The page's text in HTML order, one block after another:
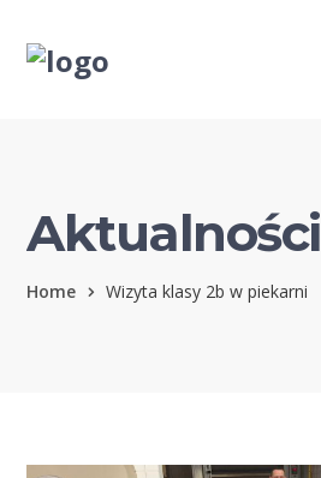
Aktualności
Home Wizyta klasy 2b w piekarni